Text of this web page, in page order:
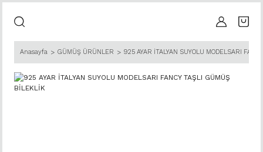
Anasayfa GÜMÜŞ ÜRÜNLER 925 AYAR İTALYAN SUYOLU MODELSARI